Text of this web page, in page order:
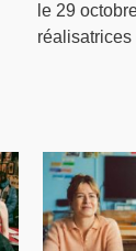
le 29
réalisatrices